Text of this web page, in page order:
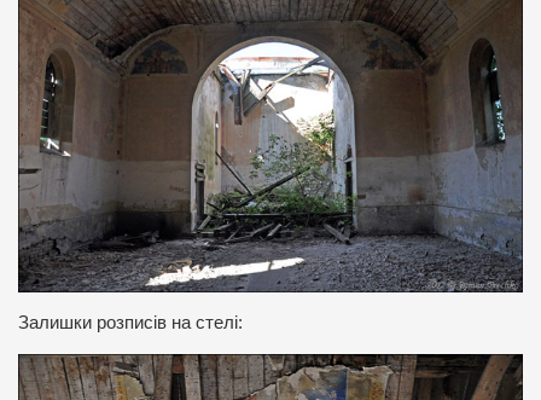
Залишки розписів на стелі: